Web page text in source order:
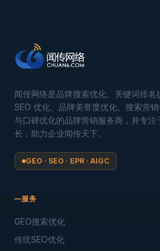
闻传网络是品牌搜索优化、关键词排名
SEO 优化、品牌美誉度优化、搜索营
与口碑优化的品牌营销服务商，并专注
长，助力企业闻传天下。
GEO · SEO · EPR · AIGC
服务
GEO搜索优化
传统SEO优化